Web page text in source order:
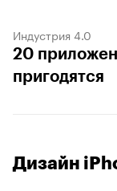
Индустрия 4.0
20
пригодятся
Дизайн